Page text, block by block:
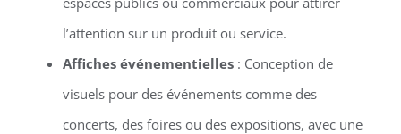
l’attention sur un produit ou service.
Affiches événementielles: Conception de
visuels pour des événements comme des
concerts, des foires ou des expositions, avec une